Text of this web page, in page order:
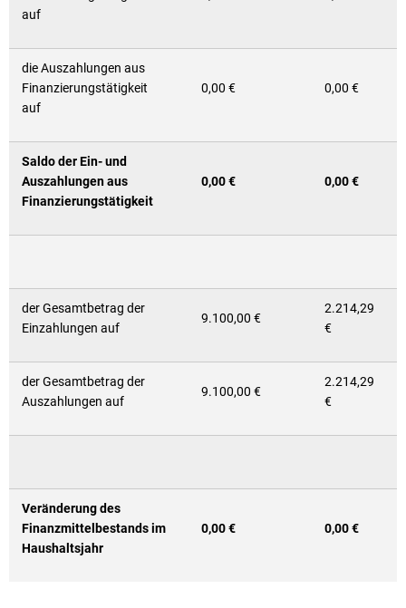
auf
die Auszahlungen aus
Finanzierungstätigkeit
auf
0,00 € 0,00 €
Saldo der Ein- und
Auszahlungen aus
Finanzierungstätigkeit
0,00 € 0,00 €
der Gesamtbetrag der
Einzahlungen auf
9.100,00 €
2.214,29
€
der Gesamtbetrag der
Auszahlungen auf
9.100,00 €
2.214,29
€
Veränderung des
Finanzmittelbestands im
Haushaltsjahr
0,00 € 0,00 €